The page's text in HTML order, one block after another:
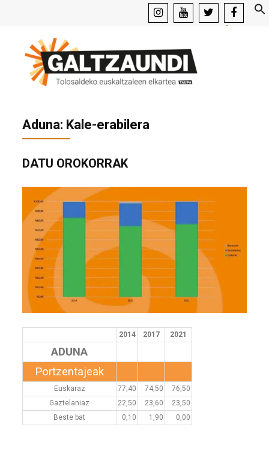
facebook
Aduna: Kale-erabilera
DATU OROKORRAK
2014 2017 2021
ADUNA
Portzentajeak
Euskaraz 77,40 74,50
76,50
Gaztelaniaz
22,50 23,60
23,50
Beste bat
0,10 1,90 0,00